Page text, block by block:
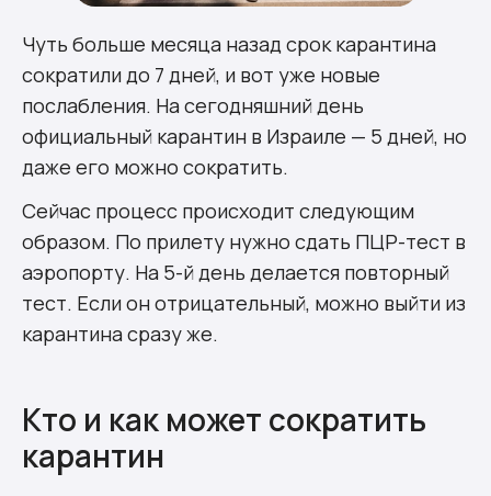
Чуть больше месяца назад срок карантина
сократили до 7 дней, и вот уже новые
послабления. На сегодняшний день
официальный карантин в Израиле — 5 дней, но
даже его можно сократить.
Сейчас процесс происходит следующим
образом. По прилету нужно сдать ПЦР-тест в
аэропорту. На 5-й день делается повторный
тест. Если он отрицательный, можно выйти из
карантина сразу же.
Кто и как может сократить
карантин